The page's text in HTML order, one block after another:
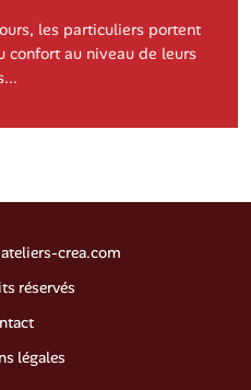
les particuliers portent
confort au niveau de leurs
crea.com
réservés
légales